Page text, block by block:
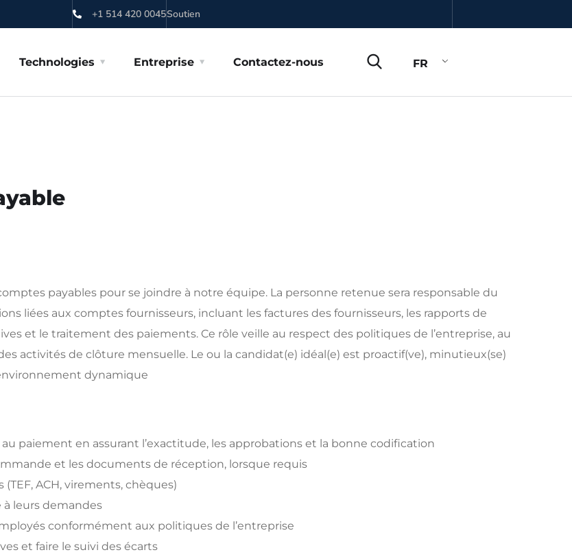
+1 514 420 0045Soutien
Technologies Entreprise Contactez-nous FR
payables pour se joindre à notre équipe. La personne retenue sera responsable du
liées aux comptes fournisseurs, incluant les factures des fournisseurs, les rapports de
et le traitement des paiements. Ce rôle veille au respect des politiques de l’entreprise, au
activités de clôture mensuelle. Le ou la candidat(e) idéal(e) est proactif(ve), minutieux(se)
dynamique
paiement en assurant l’exactitude, les approbations et la bonne codification
et les documents de réception, lorsque requis
ACH, virements, chèques)
à leurs demandes
conformément aux politiques de l’entreprise
et faire le suivi des écarts